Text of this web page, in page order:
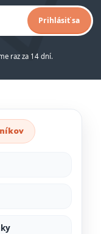
Prihlásiť sa
raz za 14 dní.